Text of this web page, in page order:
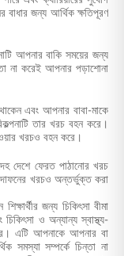
বাধার জন্য আর্থিক ক্ষতিপূরণ
আপনার বাকি সময়ের জন্য
না করেই আপনার পড়াশোনা
এবং আপনার বাবা-মাকে
তার খরচ বহন করে।
খরচও বহন করে।
দেশে ফেরত পাঠানোর খরচ
দাফনের খরচও অন্তর্ভুক্ত করা
জন্য চিকিৎসা বীমা
ও অন্যান্য স্বাস্থ্য-
এটি আপনাকে আপনার বা
সমস্যা সম্পর্কে চিন্তা না